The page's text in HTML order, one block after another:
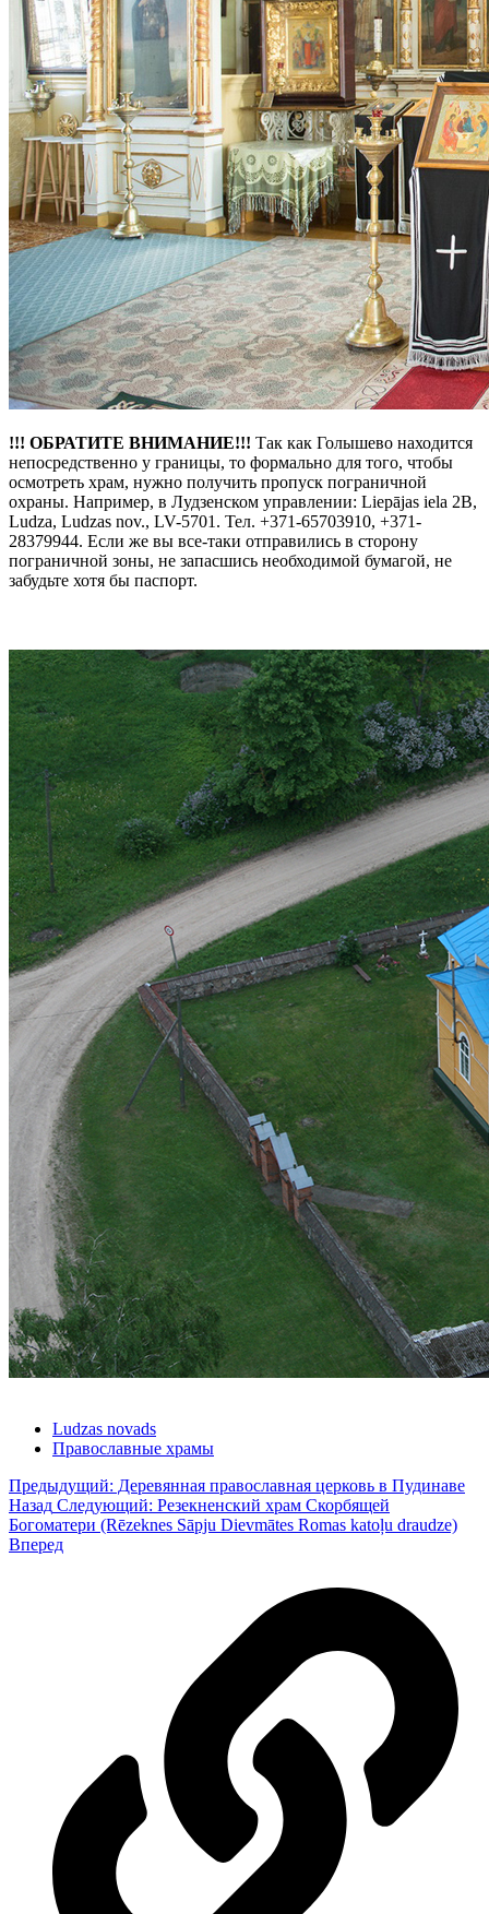
!!! ОБРАТИТЕ ВНИМАНИЕ!!! Так как Голышево находится
непосредственно у границы, то формально для того, чтобы
осмотреть храм, нужно получить пропуск пограничной
охраны. Например, в Лудзенском управлении: Liepājas iela 2B,
Ludza, Ludzas nov., LV-5701. Тел. +371-65703910, +371-
28379944. Если же вы все-таки отправились в сторону
пограничной зоны, не запасшись необходимой бумагой, не
забудьте хотя бы паспорт.
Ludzas novads
Православные храмы
Предыдущий: Деревянная православная церковь в Пудинаве
Назад Следующий: Резекненский храм Скорбящей
Богоматери (Rēzeknes Sāpju Dievmātes Romas katoļu draudze)
Вперед